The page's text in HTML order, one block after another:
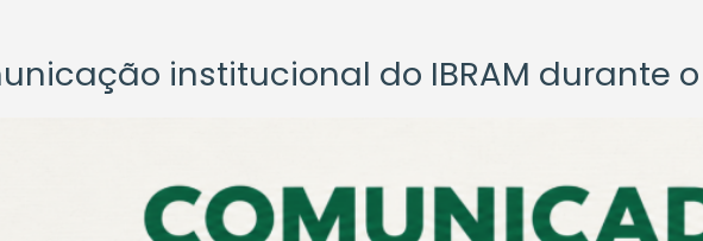
institucional do IBRAM durante